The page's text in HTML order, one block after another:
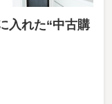
入れた“中古購